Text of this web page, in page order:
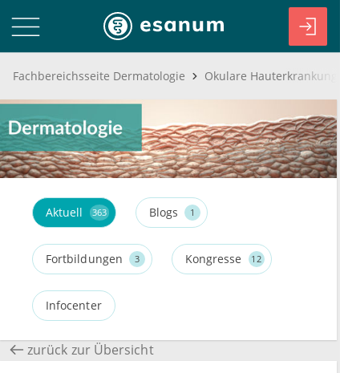
Fachbereichsseite Dermatologie
Aktuell 363 Blogs 1
Fortbildungen 3 Kongresse 12
Infocenter
zurück zur Übersicht